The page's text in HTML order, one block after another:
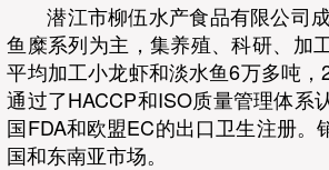
潜江市柳伍水产食品有限公司
鱼糜系列为主，集养殖、科研、加
平均加工小龙虾和淡水鱼6万多吨
通过了HACCP和ISO质量管理体系
国FDA和欧盟EC的出口卫生注册
国和东南亚市场。